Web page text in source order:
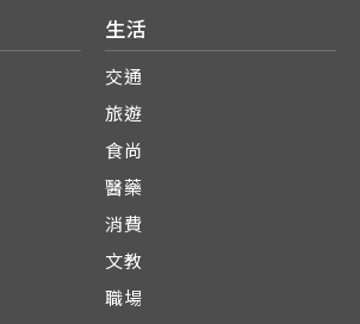
生活
交通
旅遊
食尚
醫藥
消費
文教
職場